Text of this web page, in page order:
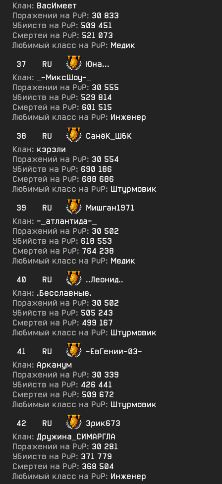
Клан: ВасИмеет
Поражений на PvP: 30 833
Убийств на PvP: 509 451
Смертей на PvP: 521 073
Любимый класс на PvP: Медик
37
RU
Юна...
Клан:
_-МиксШоу-_
Поражений на PvP: 30 555
Убийств на PvP: 529 814
Смертей на PvP: 601 515
Любимый класс на PvP: Инженер
38
RU
СанёК_ШбК
Клан: кэрэли
Поражений на PvP: 30 554
Убийств на PvP: 690 186
Смертей на PvP: 688 686
Любимый класс на PvP: Штурмовик
39
RU
Мишган1971
Клан: -_атлантида-_
Поражений на PvP: 30 502
Убийств на PvP: 618 553
Смертей на PvP: 764 238
Любимый класс на PvP: Медик
40
RU
..Леонид..
Клан: .Бесславные.
Поражений на PvP: 30 502
Убийств на PvP: 505 243
Смертей на PvP: 499 167
Любимый класс на PvP: Штурмовик
41
RU
-ЕвГений-03-
Клан: Арканум
Поражений на PvP: 30 339
Убийств на PvP: 426 441
Смертей на PvP: 509 672
Любимый класс на PvP: Штурмовик
42
RU
Эрик673
Клан: Дружина_СИМАРГЛА
Поражений на PvP: 30 281
Убийств на PvP: 371 779
Смертей на PvP: 368 504
Любимый класс на PvP: Инженер